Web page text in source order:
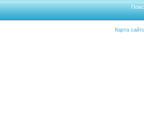
Карта